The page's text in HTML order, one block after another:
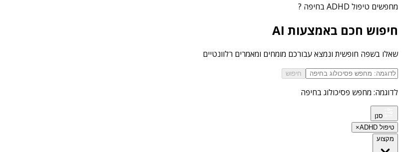
מחפשים טיפול ADHD בחיפה ?
חיפוש חכם באמצעות AI
שאלו בשפה חופשית ונמצא עבורכם מומחים ומאמרים רלוונטיים
חיפוש
לדוגמה: מחפש פסיכולוג בחיפה
סנן
טיפול ADHD
×
מקצוע